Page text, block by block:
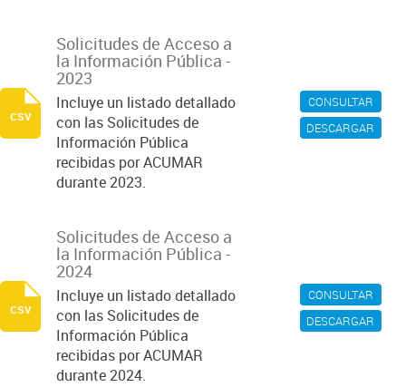
CONSULTAR
DESCARGAR
Solicitudes de Acceso a
la Información Pública -
2023
Incluye un listado detallado
con las Solicitudes de
Información Pública
recibidas por ACUMAR
durante 2023.
csv
CONSULTAR
DESCARGAR
Solicitudes de Acceso a
la Información Pública -
2024
Incluye un listado detallado
con las Solicitudes de
Información Pública
recibidas por ACUMAR
durante 2024.
csv